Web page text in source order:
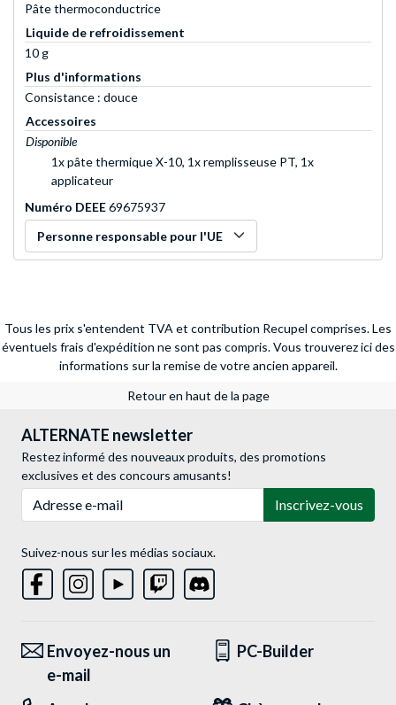
Pâte thermoconductrice
Liquide de refroidissement
10 g
Plus d'informations
Consistance : douce
Accessoires
Disponible
1x pâte thermique X-10, 1x remplisseuse PT, 1x
applicateur
Numéro DEEE69675937
Personne responsable pour l'UE
Tous les prix s'entendent TVA et contribution Recupel comprises. Les
éventuels frais d'expédition ne sont pas compris. Vous trouverez ici des
informations sur la remise de votre ancien appareil.
Retour en haut de la page
ALTERNATE newsletter
Restez informé des nouveaux produits, des promotions
exclusives et des concours amusants!
Inscrivez-vous
Suivez-nous sur les médias sociaux.
Envoyez-nous un
e-mail
PC-Builder